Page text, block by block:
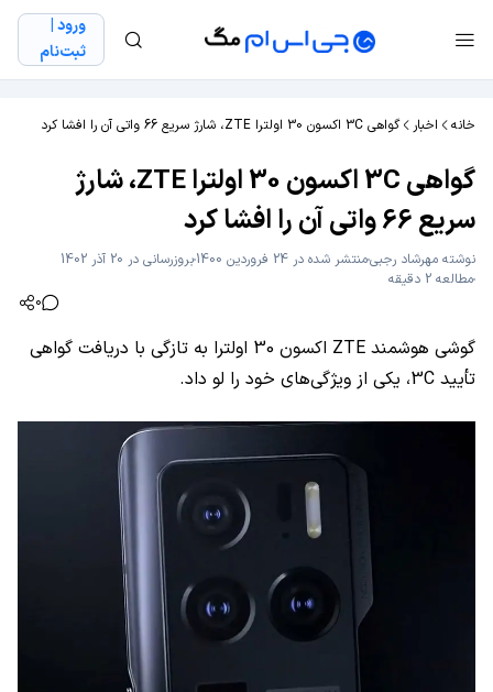
ورود |
ثبت‌نام
خانه اخبار گواهی 3C اکسون 30 اولترا ZTE، شارژ سریع 66 واتی آن را افشا کرد
گواهی 3C اکسون 30 اولترا ZTE، شارژ
سریع 66 واتی آن را افشا کرد
نوشته مهرشاد رجبیمنتشر شده در 24 فروردین 1400
بروزرسانی در 20 آذر 1402
مطالعه 2 دقیقه
0
گوشی هوشمند ZTE اکسون 30 اولترا به تازگی با دریافت گواهی
تأیید 3C، یکی از ویژگی‌های خود را لو داد.